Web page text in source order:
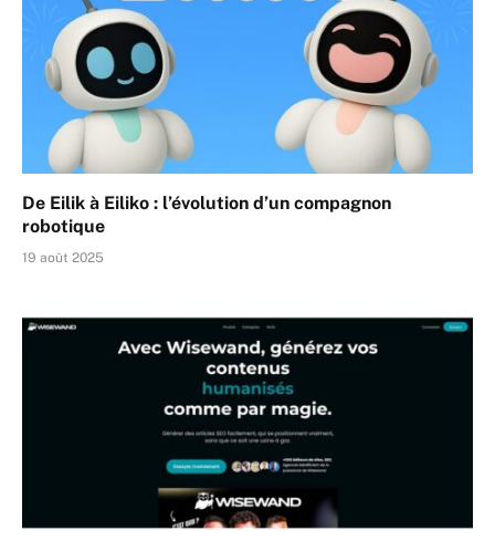
De Eilik à Eiliko : l’évolution d’un compagnon
robotique
19 août 2025